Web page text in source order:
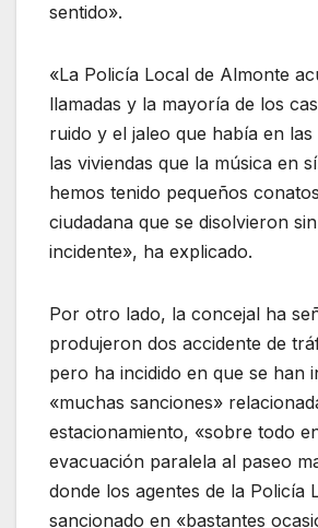
sentido».
«La Policía Local de Almonte
llamadas y la mayoría de los
ruido y el jaleo que había en
las viviendas que la música en
hemos tenido pequeños
ciudadana que se disolvieron
incidente», ha explicado.
Por otro lado, la concejal ha
produjeron dos accidente de
pero ha incidido en que se han
«muchas sanciones»
estacionamiento, «sobre todo
evacuación paralela al paseo
donde los agentes de la Policía
sancionado en «bastantes